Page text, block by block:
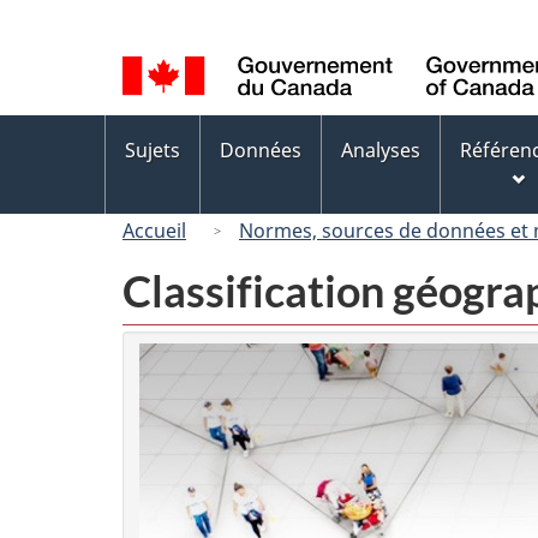
de
la
langue
des
Sujets Données Analyses
Accueil Normes, sources de données et
Classification